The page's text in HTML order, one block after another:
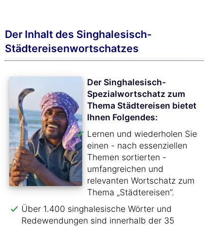
Der Inhalt des Singhalesisch-
Städtereisenwortschatzes
Der Singhalesisch-
Spezialwortschatz zum
Thema Städtereisen bietet
Ihnen Folgendes:
Lernen und wiederholen Sie
einen - nach essenziellen
Themen sortierten -
umfangreichen und
relevanten Wortschatz zum
Thema „Städtereisen”.
Über 1.400 singhalesische Wörter und
Redewendungen sind innerhalb der 35